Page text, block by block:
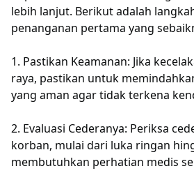
lebih lanjut. Berikut adalah
penanganan pertama yang
1. Pastikan Keamanan: Jika
raya, pastikan untuk
yang aman agar tidak terkena
2. Evaluasi Cederanya: Periksa
korban, mulai dari luka ringan
membutuhkan perhatian medis